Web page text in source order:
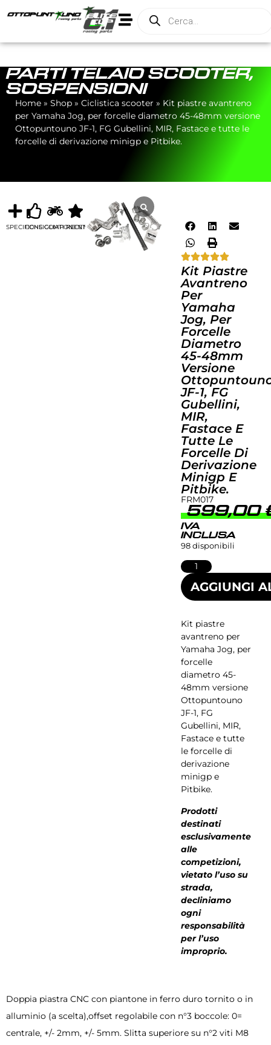
PARTI TELAIO SCOOTER,
SOSPENSIONI
Home » Shop » Ciclistica scooter » Kit piastre avantreno
per Yamaha Jog, per forcelle diametro 45-48mm versione
Ottopuntouno JF-1, FG Gubellini, MIR, Fastace e tutte le
forcelle di derivazione minigp e Pitbike.
SPECIFICHECONSIGLIATICOMPONENTI
RECENSIONI
Kit Piastre
Avantreno
Per
Yamaha
Jog, Per
Forcelle
Diametro
45-48mm
Versione
JF-1, FG
Gubellini,
MIR,
Fastace E
Tutte Le
Forcelle Di
Derivazione
Minigp E
Pitbike.
FRM017
599,00
IVA
INCLUSA
98 disponibili
AGGIUNGI
Kit piastre
avantreno per
Yamaha Jog, per
forcelle
diametro 45-
48mm versione
Ottopuntouno
JF-1, FG
Gubellini, MIR,
Fastace e tutte
le forcelle di
derivazione
minigp e
Pitbike.
Prodotti
destinati
esclusivamente
alle
competizioni,
vietato l’uso su
strada,
decliniamo
ogni
responsabilità
per l’uso
improprio.
Doppia piastra CNC con piantone in ferro duro tornito o in
alluminio (a scelta),offset regolabile con n°3 boccole: 0=
centrale, +/- 2mm, +/- 5mm. Slitta superiore su n°2 viti M8